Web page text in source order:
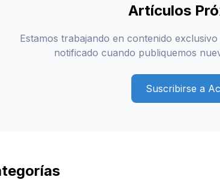
Artículos
Estamos trabajando en contenido
notificado cuando publiquemos
Suscribirse a